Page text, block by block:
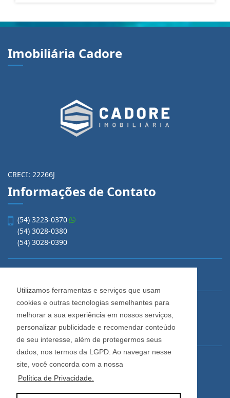
Utilizamos ferramentas e serviços que usam
cookies e outras tecnologias semelhantes para
melhorar a sua experiência em nossos serviços,
personalizar publicidade e recomendar conteúdo
de seu interesse, além de protegermos seus
dados, nos termos da LGPD. Ao navegar nesse
site, você concorda com a nossa
Política de Privacidade.
R$ 4.275.000,00
CRECI: 22266J
Informações de Contato
(54) 3223-0370
(54) 3028-0380
vendas@imobiliariacadore.com.br
Imobiliária Cadore
Rua Os Dezoito do Forte, 1622, Centro
Caxias do Sul - Rio Grande do Sul